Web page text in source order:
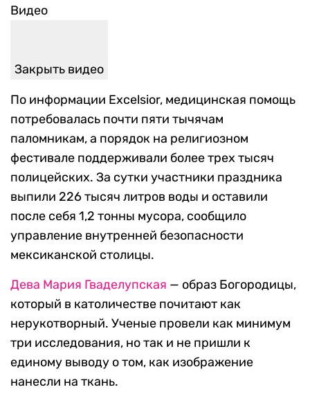
Видео
Закрыть видео
По информации Excelsior, медицинская помощь
потребовалась почти пяти тычячам
паломникам, а порядок на религиозном
фестивале поддерживали более трех тысяч
полицейских. За сутки участники праздника
выпили 226 тысяч литров воды и оставили
после себя 1,2 тонны мусора, сообщило
управление внутренней безопасности
мексиканской столицы.
Дева Мария Гваделупская — образ Богородицы,
который в католичестве почитают как
нерукотворный. Ученые провели как минимум
три исследования, но так и не пришли к
единому выводу о том, как изображение
нанесли на ткань.